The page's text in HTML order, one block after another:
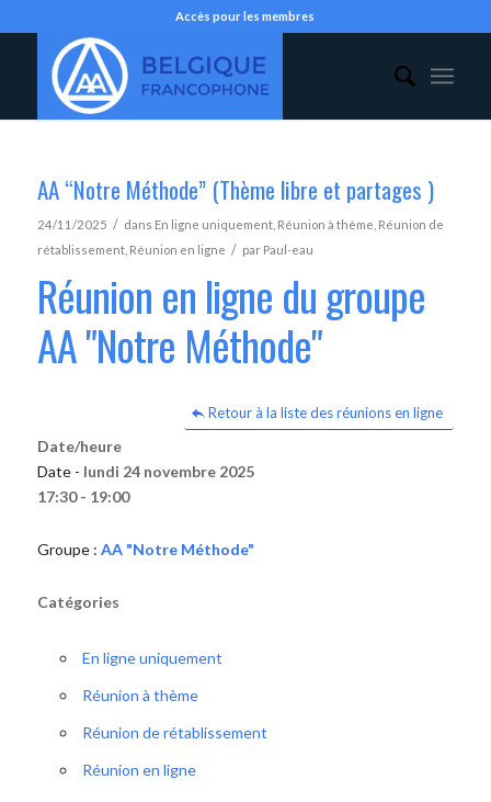
Accès pour les membres
AA “Notre Méthode” (Thème libre et partages )
24/11/2025 / dans En ligne uniquement, Réunion à thème Réunion de
rétablissement, Réunion en ligne / par Paul-eau
Réunion en ligne du groupe
AA "Notre Méthode"
Retour à la liste des réunions en ligne
Date/heure
Date - lundi 24 novembre 2025
17:30 - 19:00
Groupe : AA "Notre Méthode"
Catégories
En ligne uniquement
Réunion à thème
Réunion de rétablissement
Réunion en ligne